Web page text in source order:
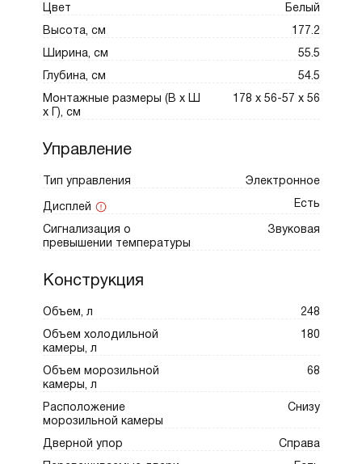
Цвет Белый
Высота, см 177.2
Ширина, см 55.5
Глубина, см 54.5
Монтажные размеры (В х Ш
х Г), см
178 х 56-57 х 56
Управление
Тип управления Электронное
Дисплей Есть
Сигнализация о
превышении температуры
Звуковая
Конструкция
Объем, л 248
Объем холодильной
камеры, л
180
Объем морозильной
камеры, л
68
Расположение
морозильной камеры
Снизу
Дверной упор Справа